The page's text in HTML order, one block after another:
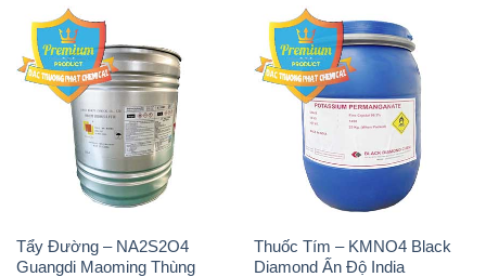
Tẩy Đường – NA2S2O4
Guangdi Maoming Thùng
Xám Trung Quốc China
Thuốc Tím – KMNO4 Black
Diamond Ấn Độ India